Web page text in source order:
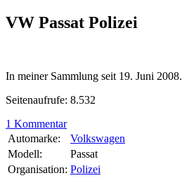
VW Passat Polizei
In meiner Sammlung seit 19. Juni 2008.
Seitenaufrufe: 8.532
1 Kommentar
Automarke:
Volkswagen
Modell:
Passat
Organisation: Polizei